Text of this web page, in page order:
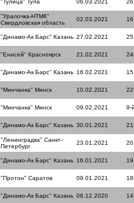
"Тулица" Тула 06.03.2021
"Уралочка-НТМК"
Свердловская область
02.03.2021
"Динамо-Ак Барс" Казань 27.02.2021
"Енисей" Красноярск 21.02.2021
"Динамо-Ак Барс" Казань 16.02.2021
"Минчанка" Минск 10.02.2021
"Минчанка" Минск 09.02.2021 9-
"Динамо-Ак Барс" Казань 30.01.2021
"Ленинградка" Санкт-
Петербург
23.01.2021
"Динамо-Ак Барс" Казань 16.01.2021
"Протон" Саратов 09.01.2021
"Динамо-Ак Барс" Казань 06.12.2020